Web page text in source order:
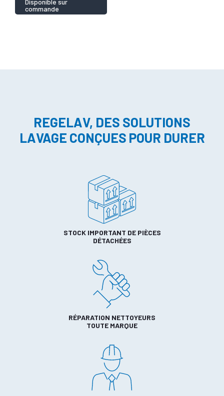
Disponible sur
commande
REGELAV, DES SOLUTIONS
LAVAGE CONÇUES POUR DURER
STOCK IMPORTANT DE PIÈCES
DÉTACHÉES
RÉPARATION NETTOYEURS
TOUTE MARQUE